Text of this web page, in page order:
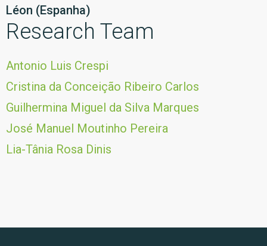
Léon (Espanha)
Research Team
Antonio Luis Crespi
Cristina da Conceição Ribeiro Carlos
Guilhermina Miguel da Silva Marques
José Manuel Moutinho Pereira
Lia-Tânia Rosa Dinis